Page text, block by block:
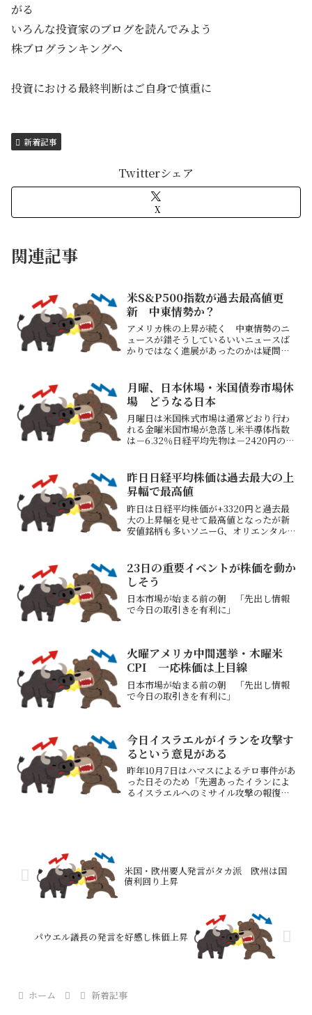
がる
いろんな投資家のブログを読んでみよう
株ブログランキングへ
投資における最終判断はご自身で慎重に
新着記事
Twitterシェア
X
関連記事
米S&P500指数が過去最高値更
新 中東情勢か？
アメリカ株の上昇が続く 中東情勢のニ
ュースが錯そうしているいいニュースば
かりではなく進展があったのかは疑問そ
ばイランを爆撃、トランプ氏再び警告
5/6 21：51イラン...
月曜、日本休場・米国債券市場休
場 どうなる日本
月曜日は米国株式市場は通常どおり行わ
れる金曜米国市場が急落し米半導体指数
は－6.32％日経平均先物は－2420円の
発中月曜日の米国株市場が注目となる指
値、指値どこ...
昨日日経平均株価は過去最大の上
昇幅で最高値
昨日は日経平均株価が+3320円と過去最
大の上昇幅を見せて最高値となったが新
安値銘柄も多いソニーG、オリエンタルラ
キャノン、バンダイナムコ、任天堂、サ
ンリオ、しまむ...
23日の重要イベントが株価を動か
しそう
日本市場が始まる前の朝 「先出し情報
で今日の取引きを有利に」
火曜アメリカ中間選挙・木曜米
CPI 一応株価は上目線
日本市場が始まる前の朝 「先出し情報
で今日の取引きを有利に」
今日イスラエルがイランを攻撃す
るという意見がある
昨年10月7日はハマスによるテロ事件があ
った日そのため「先週あったイランによ
るイスラエルへのミサイル攻撃の報復が
米国・欧州要人発言がタカ派 欧州は国
債利回り上昇
パウエル議長の発言を好感し株価上昇
ホーム 新着記事